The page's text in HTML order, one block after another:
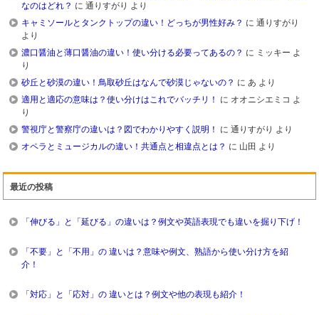
なのはどれ？ に通りすがり より
キャミソールとタンクトップの違い！どっちが男性好み？ に通りすがり
より
濃口醤油と薄口醤油の違い！使い分ける必要ってあるの？ に ミッキー よ
り
砂丘と砂漠の違い！鳥取砂丘はなんで砂漠じゃないの？ にあ より
適用と適応の意味は？使い分けはこれでバッチリ！
に オオニシエミコ よ
り
警視庁と警察庁の違いは？図でわかりやすく説明！
に通りすがり より
オペラとミュージカルの違い！共通点と相違点とは？ に 山田 より
最近の投稿
「伸びる」と「延びる」の違いは？例文や英語表現でも違いを掘り下げ！
「不要」と「不用」の 違いは？意味や例文、熟語から使い分け方を紹
介！
「対応」と「応対」の 違いとは？例文や他の表現も紹介！